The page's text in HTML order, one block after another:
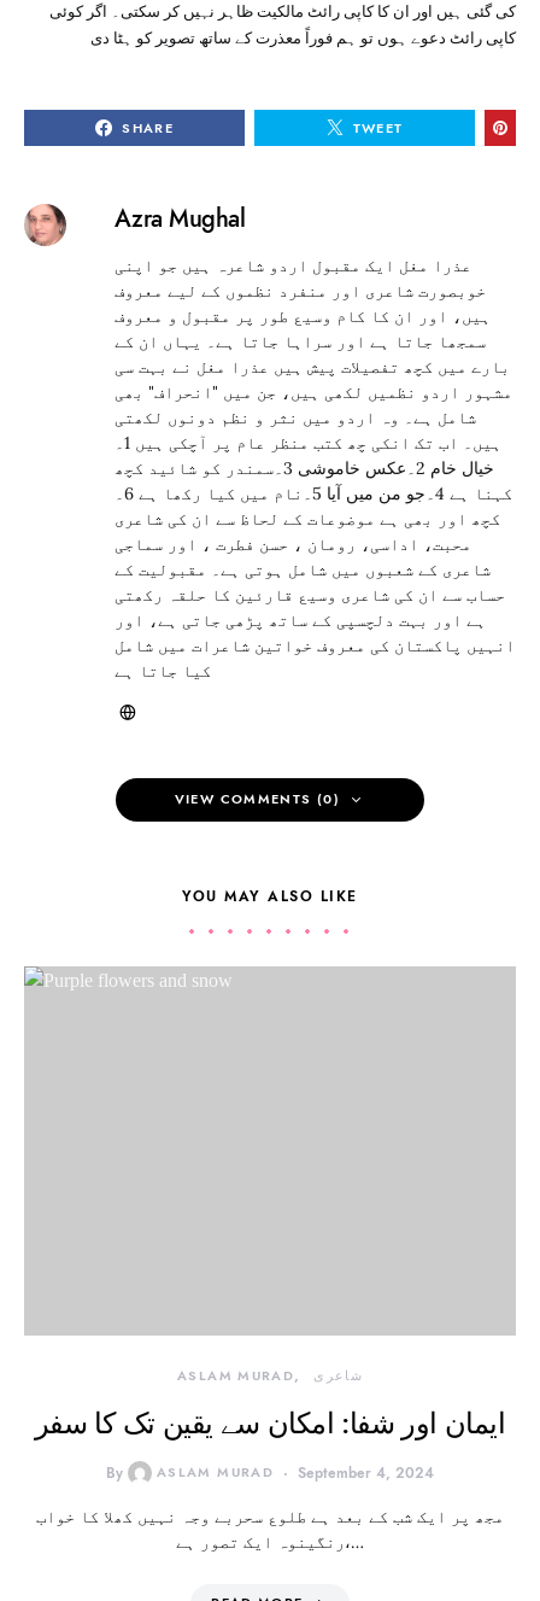
کی گئی ہیں اور ان کا کاپی رائٹ مالکیت ظاہر نہیں کر سکتی۔ اگر کوئی
کاپی رائٹ دعوے ہوں تو ہم فوراً معذرت کے ساتھ تصویر کو ہٹا دی
SHARE TWEET
Azra Mughal
عذرا مغل ایک مقبول اردو شاعرہ ہیں جو اپنی
خوبصورت شاعری اور منفرد نظموں کے لیے معروف
ہیں، اور ان کا کام وسیع طور پر مقبول و معروف
سمجھا جاتا ہے اور سراہا جاتا ہے۔ یہاں ان کے
بارے میں کچھ تفصیلات پیش ہیں عذرا مغل نے بہت سی
مشہور اردو نظمیں لکھی ہیں، جن میں "انحراف" بھی
شامل ہے۔ وہ اردو میں نثر و نظم دونوں لکھتی
ہیں۔ اب تک انکی چھ کتب منظر عام پر آچکی ہیں 1۔
خیال خام 2۔عکس خاموشی 3۔سمندر کو شائید کچھ
کہنا ہے 4۔جو من میں آیا 5۔نام میں کیا رکھا ہے 6۔
کچھ اور بھی ہے موضوعات کے لحاظ سے ان کی شاعری
محبت، اداسی، رومان ، حسن فطرت ، اور سماجی
شاعری کے شعبوں میں شامل ہوتی ہے۔ مقبولیت کے
حساب سے ان کی شاعری وسیع قارئین کا حلقہ رکھتی
ہے اور بہت دلچسپی کے ساتھ پڑھی جاتی ہے، اور
انہیں پاکستان کی معروف خواتین شاعرات میں شامل
کیا جاتا ہے
VIEW COMMENTS (0)
YOU MAY ALSO LIKE
ASLAM MURAD شاعری
ایمان اور شفا: امکان سے یقین تک کا سفر
By ASLAM MURAD September 4, 2024
مجھ پر ایک شب کے بعد ہے طلوع سحربے وجہ نہیں کھلا کا خواب
رنگینوہ ایک تصور ہے،…